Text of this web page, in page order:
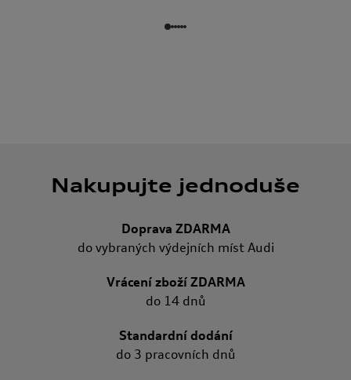
Nakupujte jednoduše
Doprava ZDARMA
do vybraných výdejních míst Audi
Vrácení zboží ZDARMA
do 14 dnů
Standardní dodání
do 3 pracovních dnů